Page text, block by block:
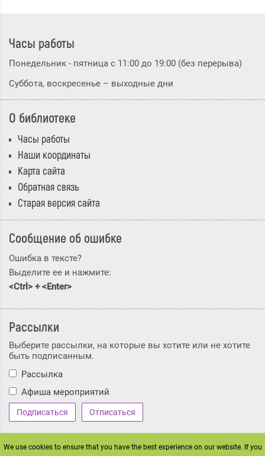
Часы работы
Понедельник - пятница с 11:00 до 19:00 (без перерыва)
Суббота, воскресенье – выходные дни
О библиотеке
Часы работы
Наши координаты
Карта сайта
Обратная связь
Старая версия сайта
Сообщение об ошибке
Ошибка в тексте?
Выделите ее и нажмите:
<Ctrl> + <Enter>
Рассылки
Выберите рассылки, на которые вы хотите или не хотите
быть подписанным.
Рассылка
Афиша мероприятий
We use cookies to ensure that you have the best experience on our website. If you